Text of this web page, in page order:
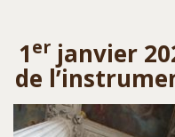
1er janvier
de